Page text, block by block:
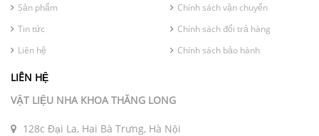
Sản phẩm
Tin tức
Liên hệ
Chính sách vận chuyển
Chính sách đổi trả hàng
Chính sách bảo hành
LIÊN HỆ
VẬT LIỆU NHA KHOA THĂNG LONG
128c Đại La, Hai Bà Trưng, Hà Nội